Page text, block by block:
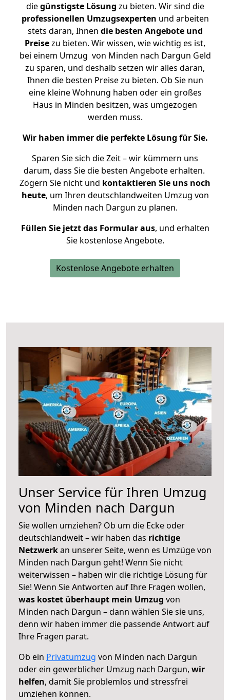
diegünstigste Lösung zu bieten. Wir sind die
professionellen Umzugsexperten und arbeiten
stets daran, Ihnen die besten Angebote und
Preisezu bieten. Wir wissen, wie wichtig es ist,
bei einem Umzug von Minden nach Dargun Geld
zu sparen, und deshalb setzen wir alles daran,
Ihnen die besten Preise zu bieten. Ob Sie nun
eine kleine Wohnung haben oder ein großes
Haus in Minden besitzen, was umgezogen
werden muss.
Wir haben immer die perfekte Lösung für Sie.
Sparen Sie sich die Zeit – wir kümmern uns
darum, dass Sie die besten Angebote erhalten.
Zögern Sie nicht und kontaktieren Sie uns noch
heute, um Ihren deutschlandweiten Umzug von
Minden nach Dargun zu planen.
Füllen Sie jetzt das Formular aus, und erhalten
Sie kostenlose Angebote.
Kostenlose Angebote erhalten
Unser Service für Ihren Umzug
von Minden nach Dargun
Sie wollen umziehen? Ob um die Ecke oder
deutschlandweit – wir haben das richtige
Netzwerkan unserer Seite, wenn es Umzüge von
Minden nach Dargun geht! Wenn Sie nicht
weiterwissen – haben wir die richtige Lösung für
Sie! Wenn Sie Antworten auf Ihre Fragen wollen,
was kostet überhaupt mein Umzug von
Minden nach Dargun – dann wählen Sie sie uns,
denn wir haben immer die passende Antwort auf
Ihre Fragen parat.
Ob ein Privatumzug von Minden nach Dargun
oder ein gewerblicher Umzug nach Dargun, wir
helfen, damit Sie problemlos und stressfrei
umziehen können.